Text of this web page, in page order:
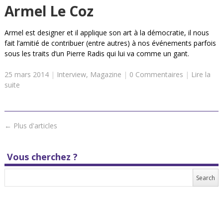
Armel Le Coz
Armel est designer et il applique son art à la démocratie, il nous
fait l’amitié de contribuer (entre autres) à nos événements parfois
sous les traits d’un Pierre Radis qui lui va comme un gant.
25 mars 2014| Interview, Magazine | 0 Commentaires | Lire la
suite
← Plus d'articles
Vous cherchez ?